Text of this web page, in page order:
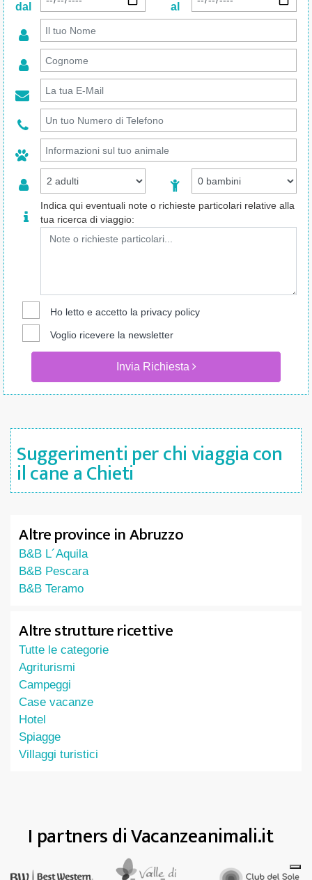
dal al
Indica qui eventuali note o richieste particolari relative alla
tua ricerca di viaggio:
Ho letto e accetto la privacy policy
Voglio ricevere la newsletter
Invia Richiesta
Suggerimenti per chi viaggia con
il cane a Chieti
Altre province in Abruzzo
B&B L´Aquila
B&B Pescara
B&B Teramo
Altre strutture ricettive
Tutte le categorie
Agriturismi
Campeggi
Case vacanze
Hotel
Spiagge
Villaggi turistici
I partners di Vacanzeanimali.it